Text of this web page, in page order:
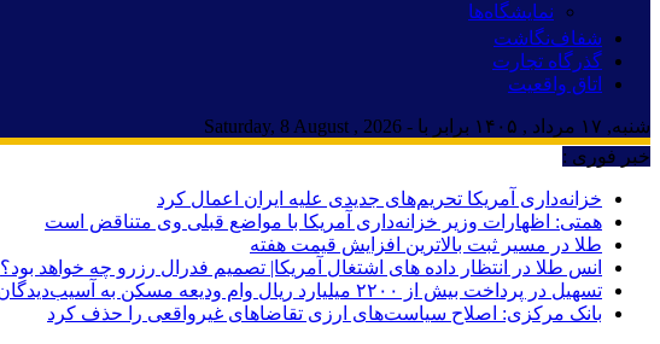
نمایشگاه‌ها
شفاف‌نگاشت
گذرگاه تجارت
اتاق واقعیت
شنبه, ۱۷ مرداد , ۱۴۰۵ برابر با - Saturday, 8 August , 2026
خبر فوری :
خزانه‌داری آمریکا تحریم‌های جدیدی علیه ایران اعمال کرد
همتی: اظهارات وزیر خزانه‌داری آمریکا با مواضع قبلی وی متناقض است
طلا در مسیر ثبت بالاترین افزایش قیمت هفته
انس طلا در انتظار داده های اشتغال آمریکا| تصمیم فدرال رزرو چه خواهد بود؟
تسهیل در پرداخت بیش از ۲۲۰۰ میلیارد ریال وام ودیعه مسکن به آسیب‌دیدگان جنگ در هرمزگان
بانک مرکزی: اصلاح سیاست‌های ارزی تقاضاهای غیرواقعی را حذف کرد